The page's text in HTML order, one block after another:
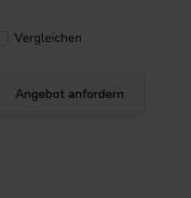
Vergleichen
Angebot anfordern